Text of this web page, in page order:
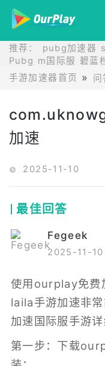
推荐： pubg加速器
Pubg m国际服 碧蓝
手游加速器首页
问
加速
2025-11-10
最佳回答
Fegeek
2025-11-10
使用ourplay免
laila手游加速非
加速国际服手游详
第一步：下载